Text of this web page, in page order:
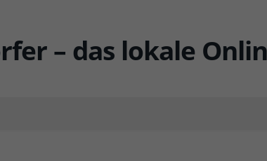
Kaum mehr als